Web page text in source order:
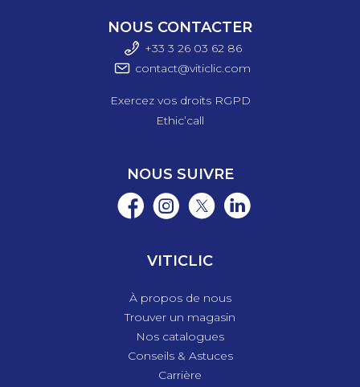
NOUS CONTACTER
+33 3 26 03 62 86
contact@viticlic.com
Exercez vos droits RGPD
Ethic’call
NOUS SUIVRE
VITICLIC
À propos de nous
Trouver un magasin
Nos catalogues
Conseils & Astuces
Carrière